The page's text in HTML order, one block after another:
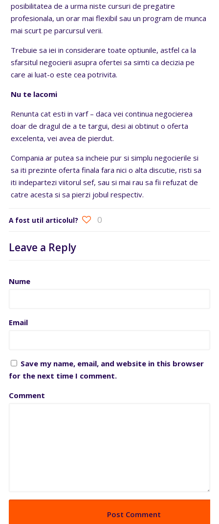
posibilitatea de a urma niste cursuri de pregatire
profesionala, un orar mai flexibil sau un program de munca
mai scurt pe parcursul verii.
Trebuie sa iei in considerare toate optiunile, astfel ca la
sfarsitul negocierii asupra ofertei sa simti ca decizia pe
care ai luat-o este cea potrivita.
Nu te lacomi
Renunta cat esti in varf – daca vei continua negocierea
doar de dragul de a te targui, desi ai obtinut o oferta
excelenta, vei avea de pierdut.
Compania ar putea sa incheie pur si simplu negocierile si
sa iti prezinte oferta finala fara nici o alta discutie, risti sa
iti indepartezi viitorul sef, sau si mai rau sa fii refuzat de
catre acesta si sa pierzi jobul respectiv.
A fost util articolul? 0
Leave a Reply
Nume
Email
Save my name, email, and website in this browser
for the next time I comment.
Comment